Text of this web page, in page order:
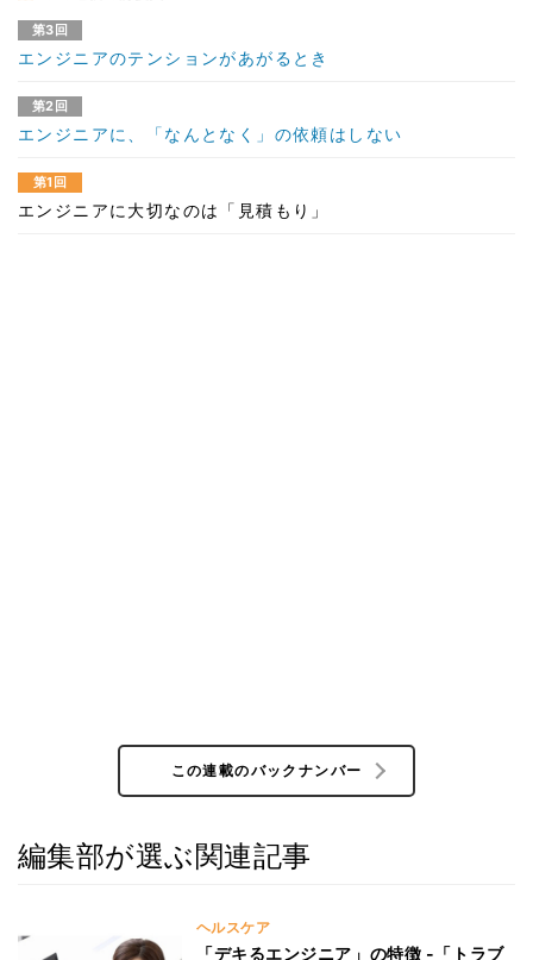
第3回
エンジニアのテンションがあがるとき
第2回
エンジニアに、「なんとなく」の依頼はしない
第1回
エンジニアに大切なのは「見積もり」
この連載のバックナンバー
編集部が選ぶ関連記事
ヘルスケア
「デキるエンジニア」の特徴 -「トラブ